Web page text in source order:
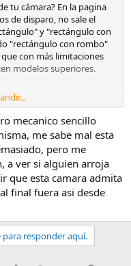
tu cámara? En la pagina
de disparo, no sale el
y "rectángulo con
"rectángulo con rombo"
con más limitaciones
modelos superiores.
mecanico sencillo
me sabe mal esta
pero me
a ver si alguien arroja
que esta camara admita
final fuera asi desde
para responder aquí.